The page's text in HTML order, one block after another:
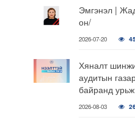
Эмгэнэл |
он/
2026-07-20
Хяналт
аудитын
байранд
2026-08-03